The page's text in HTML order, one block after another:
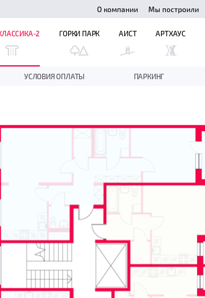
О компании Мы построили
2
УСЛОВИЯ ОПЛАТЫ ПАРКИНГ
ГОРКИ ПАРК АИСТ АРТХАУС